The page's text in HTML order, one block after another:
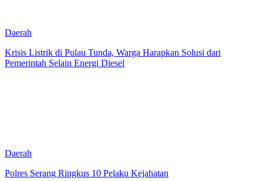
Daerah
Krisis Listrik di Pulau Tunda, Warga Harapkan Solusi dari
Pemerintah Selain Energi Diesel
Daerah
Polres Serang Ringkus 10 Pelaku Kejahatan